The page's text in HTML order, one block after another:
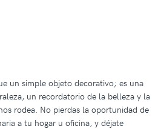
un simple objeto decorativo; es una
un recordatorio de la belleza y la
rodea. No pierdas la oportunidad de
a tu hogar u oficina, y déjate